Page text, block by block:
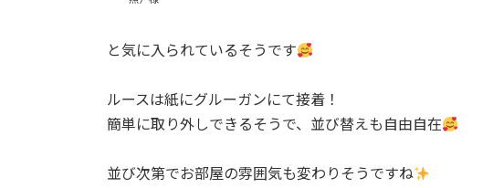
と気に入られているそうです
ルースは紙にグルーガンにて接着！
簡単に取り外しできるそうで、並び替えも自由自在
並び次第でお部屋の雰囲気も変わりそうですね